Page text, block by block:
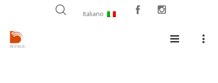
Italiano